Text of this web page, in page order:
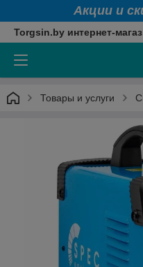
Акции и
Torgsin.by интернет-
Товары и услуги